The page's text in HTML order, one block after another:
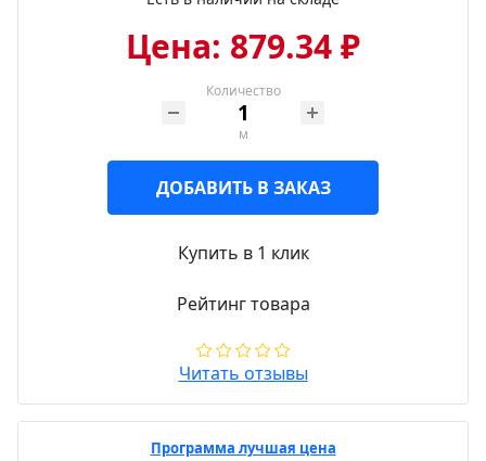
Цена: 879.34 ₽
Количество
м
ДОБАВИТЬ В ЗАКАЗ
Купить в 1 клик
Рейтинг товара
Читать отзывы
Программа лучшая цена